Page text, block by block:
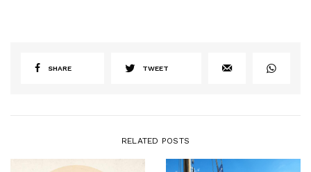
SHARE TWEET
RELATED POSTS